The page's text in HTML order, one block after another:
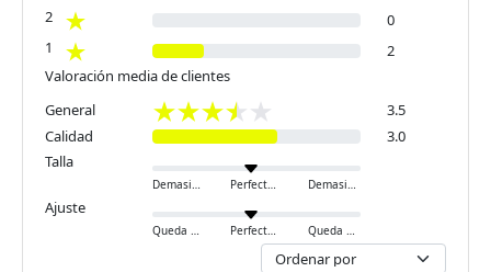
2
0
1
2
Valoración media de clientes
General
3.5
Calidad
3.0
Talla
Demasiado pequeño Perfecto Demasiado grande
Ajuste
Queda ajustado Perfecto Queda holgado